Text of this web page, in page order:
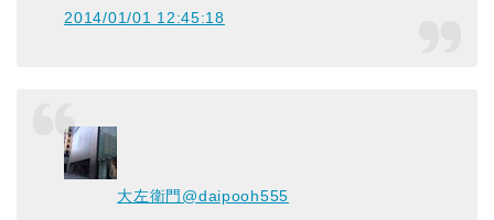
2014/01/01 12:45:18
大左衛門 @daipooh555